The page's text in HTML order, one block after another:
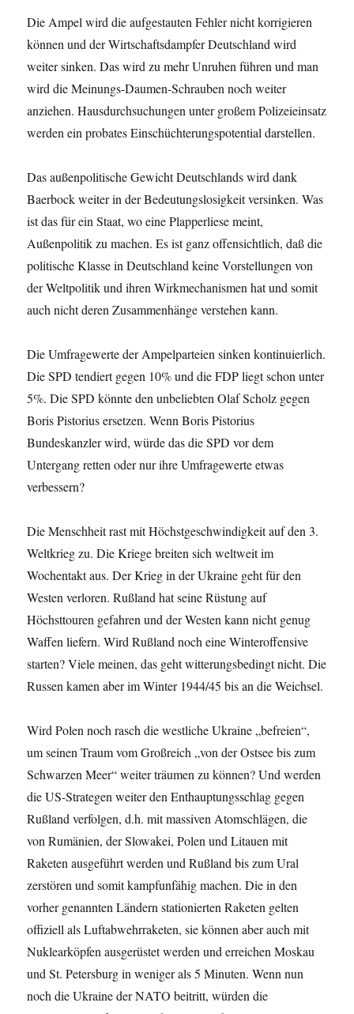
Die Ampel wird die aufgestauten Fehler nicht korrigieren
können und der Wirtschaftsdampfer Deutschland wird
weiter sinken. Das wird zu mehr Unruhen führen und man
wird die Meinungs-Daumen-Schrauben noch weiter
anziehen. Hausdurchsuchungen unter großem Polizeieinsatz
werden ein probates Einschüchterungspotential darstellen.
Das außenpolitische Gewicht Deutschlands wird dank
Baerbock weiter in der Bedeutungslosigkeit versinken. Was
ist das für ein Staat, wo eine Plapperliese meint,
Außenpolitik zu machen. Es ist ganz offensichtlich, daß die
politische Klasse in Deutschland keine Vorstellungen von
der Weltpolitik und ihren Wirkmechanismen hat und somit
auch nicht deren Zusammenhänge verstehen kann.
Die Umfragewerte der Ampelparteien sinken kontinuierlich.
Die SPD tendiert gegen 10% und die FDP liegt schon unter
5%. Die SPD könnte den unbeliebten Olaf Scholz gegen
Boris Pistorius ersetzen. Wenn Boris Pistorius
Bundeskanzler wird, würde das die SPD vor dem
Untergang retten oder nur ihre Umfragewerte etwas
verbessern?
Die Menschheit rast mit Höchstgeschwindigkeit auf den 3.
Weltkrieg zu. Die Kriege breiten sich weltweit im
Wochentakt aus. Der Krieg in der Ukraine geht für den
Westen verloren. Rußland hat seine Rüstung auf
Höchsttouren gefahren und der Westen kann nicht genug
Waffen liefern. Wird Rußland noch eine Winteroffensive
starten? Viele meinen, das geht witterungsbedingt nicht. Die
Russen kamen aber im Winter 1944/45 bis an die Weichsel.
Wird Polen noch rasch die westliche Ukraine „befreien“,
um seinen Traum vom Großreich „von der Ostsee bis zum
Schwarzen Meer“ weiter träumen zu können? Und werden
die US-Strategen weiter den Enthauptungsschlag gegen
Rußland verfolgen, d.h. mit massiven Atomschlägen, die
von Rumänien, der Slowakei, Polen und Litauen mit
Raketen ausgeführt werden und Rußland bis zum Ural
zerstören und somit kampfunfähig machen. Die in den
vorher genannten Ländern stationierten Raketen gelten
offiziell als Luftabwehrraketen, sie können aber auch mit
Nuklearköpfen ausgerüstet werden und erreichen Moskau
und St. Petersburg in weniger als 5 Minuten. Wenn nun
noch die Ukraine der NATO beitritt, würden die